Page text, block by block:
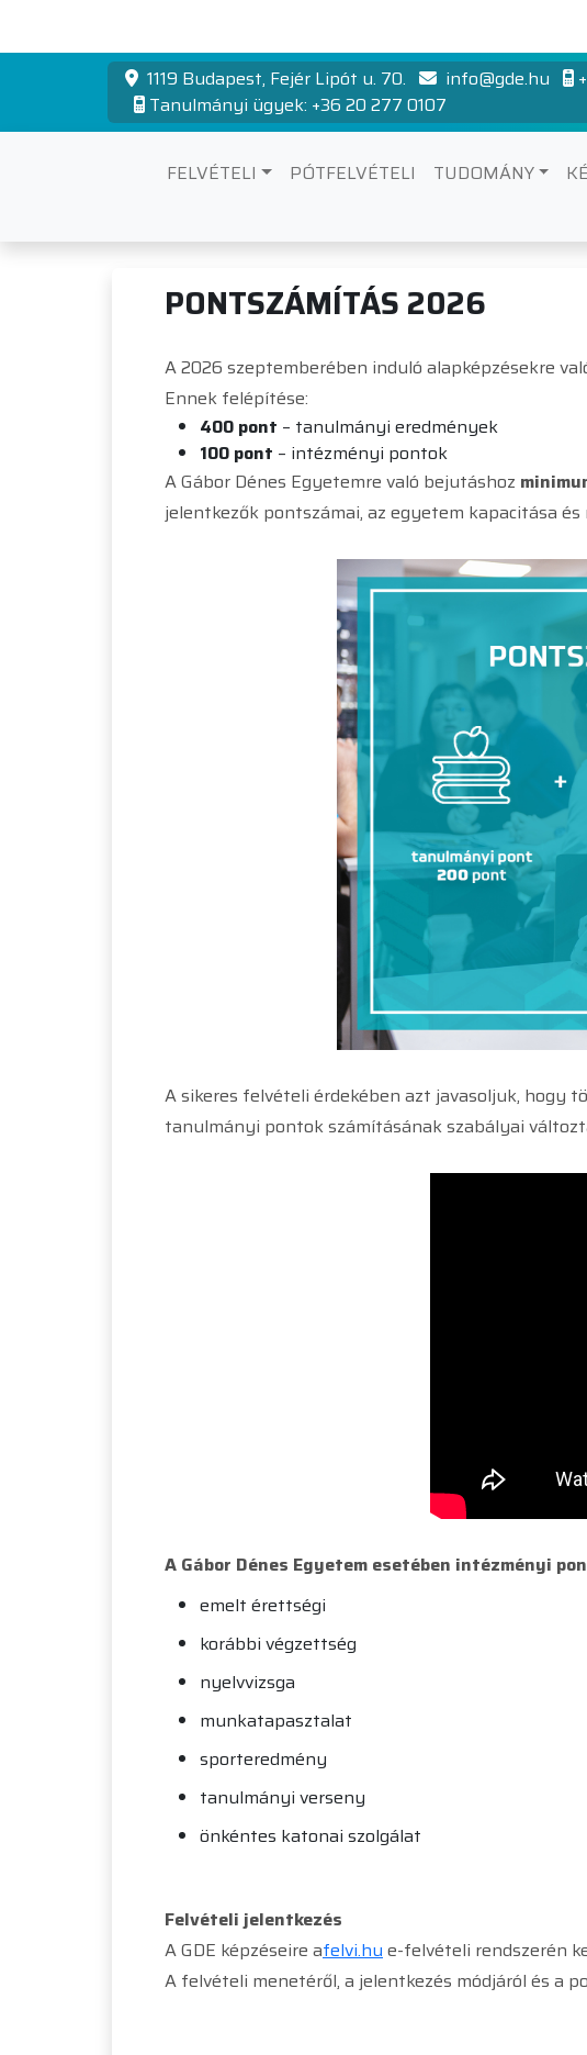
1119 Budapest, Fejér Lipót u. 70. info@gde.hu
Tanulmányi ügyek: +36 20 277 0107
FELVÉTELI PÓTFELVÉTELI TUDOMÁNY
Pontszámítás 2026
PONTSZÁMÍTÁS 2026
A 2026 szeptemberében induló alapképzésekre
Ennek felépítése:
400 pont – tanulmányi eredmények
100 pont – intézményi pontok
A Gábor Dénes Egyetemre való bejutáshoz
jelentkezők pontszámai, az egyetem kapacitása
A sikeres felvételi érdekében azt javasoljuk, hogy
tanulmányi pontok számításának szabályai
A Gábor Dénes Egyetem esetében intézményi
emelt érettségi
korábbi végzettség
nyelvvizsga
munkatapasztalat
sporteredmény
tanulmányi verseny
önkéntes katonai szolgálat
Felvételi jelentkezés
A GDE képzéseire afelvi.hu e-felvételi rendszerén
A felvételi menetéről, a jelentkezés módjáról és a